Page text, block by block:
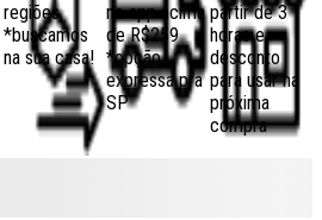
regiões,
*buscamos
na sua casa!
no app acima
de R$259
*opção
expressa pra
SP
partir de 3
horas e
desconto
para usar na
próxima
compra